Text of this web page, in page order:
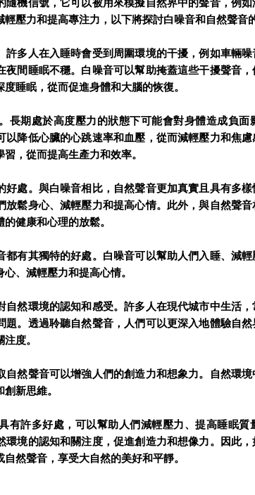
隨機信號，它可以被用來模擬自然界中的聲音，例
壓力和提高專注力，以下將探討白噪音和自然聲音
許多人在入睡時會受到周圍環境的干擾，例如車輛
夜間睡眠不穩。白噪音可以幫助掩蓋這些干擾聲音，
睡眠，從而促進身體和大腦的恢復。
長期處於高度壓力的狀態下可能會對身體造成負面
以降低心臟的心跳速率和血壓，從而減輕壓力和焦
，從而提高生產力和效率。
好處。與白噪音相比，自然聲音更加真實且具有多
放鬆身心、減輕壓力和提高心情。此外，與自然聲
健康和心理的放鬆。
都有其獨特的好處。白噪音可以幫助人們入睡、減
、減輕壓力和提高心情。
自然環境的認知和感受。許多人在現代城市中生活
題。透過聆聽自然聲音，人們可以更深入地體驗自
度。
自然聲音可以增強人們的創造力和想象力。自然環
新思維。
有許多好處，可以幫助人們減輕壓力、提高睡眠質
環境的認知和關注度，促進創造力和想像力。因此
然聲音，享受大自然的美好和平靜。